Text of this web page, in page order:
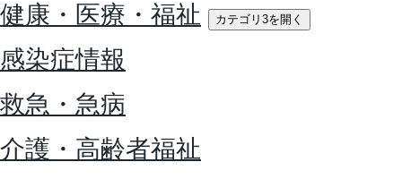
健康・医療・福祉
カテゴリ3を開く
感染症情報
救急・急病
介護・高齢者福祉